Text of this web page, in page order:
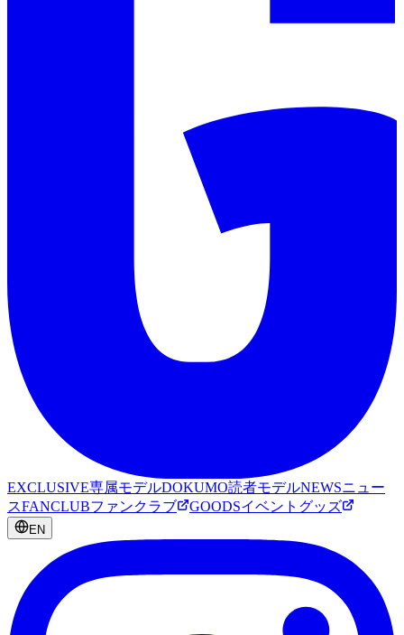
EXCLUSIVE専属モデルDOKUMO読者モデルNEWSニュー
スFANCLUBファンクラブ GOODSイベントグッズ
EN